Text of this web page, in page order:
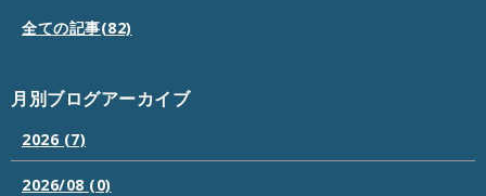
全ての記事(82)
月別ブログアーカイブ
2026 (7)
2026/08 (0)